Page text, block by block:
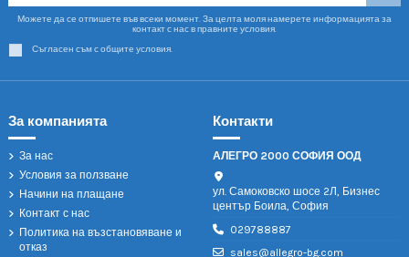
Можете да се отпишете във всеки момент. За целта моля намерете информацията за
контакт с нас в правните условия.
Съгласен съм с общите условия.
За компанията
За нас
Условия за ползване
Начини на плащане
Контакт с нас
Политика на възстановяване и
отказ
Контакти
АЛЕГРО 2000 СОФИЯ ООД
ул. Самоковско шосе 2Л, Бизнес
център Боила, София
029788887
sales@allegro-bg.com